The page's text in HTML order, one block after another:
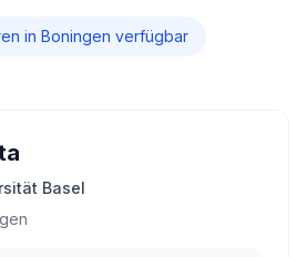
en in Boningen verfügbar
Basel